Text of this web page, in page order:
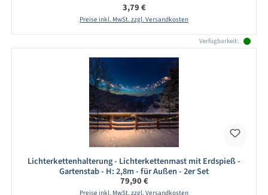
Regulärer Preis:
3,79 €
Preise inkl. MwSt. zzgl. Versandkosten
Verfügbarkeit:
Lichterkettenhalterung - Lichterkettenmast mit Erdspieß -
Gartenstab - H: 2,8m - für Außen - 2er Set
Regulärer Preis:
79,90 €
Preise inkl. MwSt. zzgl. Versandkosten